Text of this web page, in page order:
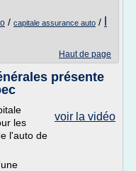
/ capitale assurance auto /
Haut de page
présente
voir la vidéo
les
l'auto de